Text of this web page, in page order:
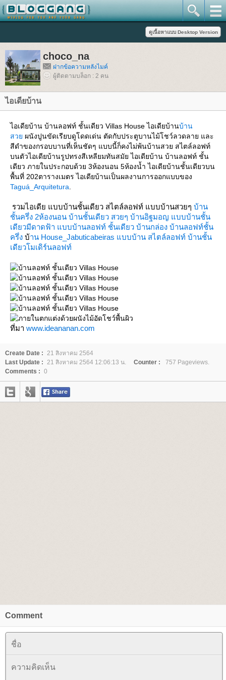
choco_na
ฝากข้อความหลังไมค์
ผู้ติดตามบล็อก : 2 คน
ไอเดียบ้าน
ไอเดียบ้าน บ้านลอฟท์ ชั้นเดียว Villas House ไอเดียบ้านบ้าน
สว ผนังปูนขัดเรียบดูโดดเด่น ตัดกับประตูบานไม้โชว์ลวดลาย และ
สีดำของกรอบบานที่เห็นชัดๆ แบบนี้ก็คงไม่พ้นบ้านสวย สไตล์ลอฟท์
บนตัวไอเดียบ้านรูปทรงสีเหลียมทันสมัย ไอเดียบ้าน บ้านลอฟท์ ชั้น
เดียว ภายในประกอบด้วย 3ห้องนอน 5ห้องน้ำ ไอเดียบ้านชั้นเดียวบน
พื้นที่ 202ตารางเมตร ไอเดียบ้านเป็นผลงานการออกแบบของ
Taguá_Arquitetura
รวมไอเดีย แบบบ้านชั้นเดียว สไตล์ลอฟท์ แบบบ้านสวยๆ บ้าน
ชั้นครึ่ง 2ห้องนอน บ้านชั้นเดียว สวยๆ บ้านอิฐมอญ บบบ้านชั้น
เดียวมีดาดฟ้า บบบ้านลอฟท์ ชั้นเดียว บ้านกล่อง บ้านลอฟท์ชั้น
ครึ่ง บ้าน House_Jabuticabeiras บบบ้าน สไตล์ลอฟท์ บ้านชั้น
เดียวโมเดิร์นลอฟท์
ที่มา www.ideananan.com
Create Date : 21 สิงหาคม 2564
Last Update : 21 สิงหาคม 2564 12:06:13 น. Counter :
757 Pageviews.
Comments : 0
Comment